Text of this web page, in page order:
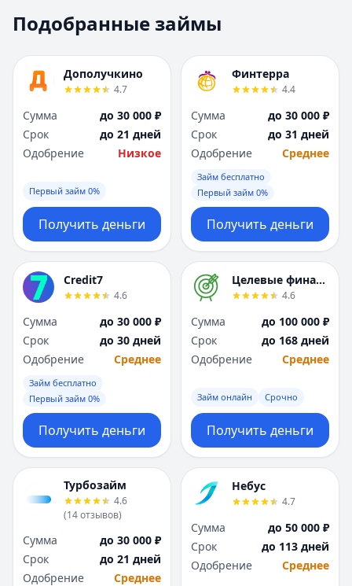
Набережные Челны
Нижний Новгород
Новокузнецк
Новосибирск
Омск
П
Пенза
Пермь
Р
Ростов-на-Дону
Рязань
С
Самара
Санкт-Петербург
Саратов
Сочи
Сургут
Т
Тверь
Тольятти
Томск
Тула
Тюмень
Ульяновск
Набережные
Нижний Новгород
Новокузнецк
Новосибирск
Омск
Оренбург
П
Пенза
Пермь
Р
Ростов-на-Дону
Рязань
С
Самара
Санкт-Петербург
Саратов
Сочи
Сургут
Т
Тверь
Тольятти
Томск
Тула
Тюмень
Ульяновск
Подобранные займы
Дополучкино
4.7
Сумма
до 30 000 ₽
Срок
до 21 дней
Одобрение
Низкое
Первый займ 0%
Получить деньги
Финтерра
4.4
Сумма
до 30 000 ₽
Срок
до 31 дней
Одобрение
Среднее
Займ бесплатно
Первый займ 0%
Получить деньги
Credit7
4.6
Сумма
до 30 000 ₽
Срок
до 30 дней
Одобрение
Среднее
Займ бесплатно
Первый займ 0%
Получить деньги
Целевые финансы
4.6
Сумма
до 100 000 ₽
Срок
до 168 дней
Одобрение
Среднее
Займ онлайн Срочно
Получить деньги
Турбозайм
4.6
(14отзывов)
Сумма
до 30 000 ₽
Срок
до 21 дней
Одобрение
Среднее
Небус
4.7
Сумма
до 50 000 ₽
Срок
до 113 дней
Одобрение
Среднее